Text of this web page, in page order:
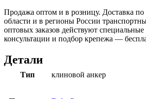
Продажа оптом и в розницу. Доставка
области и в регионы России
оптовых заказов действуют
консультации и подбор крепежа —
Детали
Тип клиновой анкер